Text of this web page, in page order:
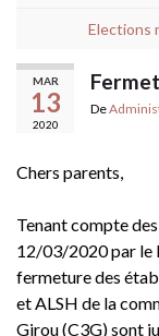
Elections
MAR
13
2020
De
Chers parents,
Tenant compte
12/03/2020 par le
fermeture des
et ALSH de la
Girou (C3G) sont